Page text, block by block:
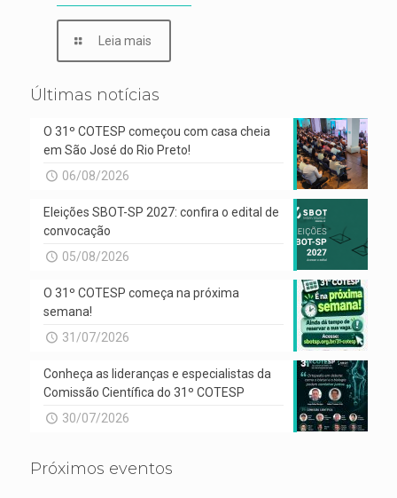
Leia mais
Últimas notícias
O 31º COTESP começou com casa cheia
em São José do Rio Preto!
06/08/2026
Eleições SBOT-SP 2027: confira o edital de
convocação
05/08/2026
O 31º COTESP começa na próxima
semana!
31/07/2026
Conheça as lideranças e especialistas da
Comissão Científica do 31º COTESP
30/07/2026
Próximos eventos